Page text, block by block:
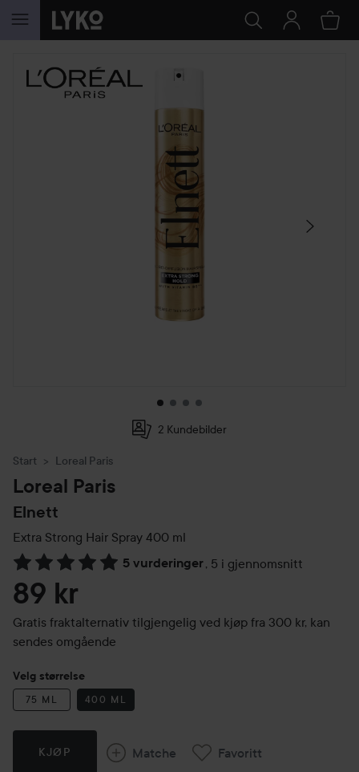
GÅ TIL INNHOLD
HOPP OVER SEKSJON
2 Kundebilder
Start Loreal Paris
Loreal Paris
Elnett
Extra Strong Hair Spray 400 ml
5 vurderinger, 5 i gjennomsnitt
Gå til Vurderinger & anmeldelser
89 kr
Gratis fraktalternativ tilgjengelig ved kjøp fra 300 kr, kan
sendes omgående
Velg størrelse
75 ML 400 ML
KJØP Matche Favoritt